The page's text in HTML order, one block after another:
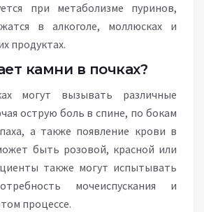
при метаболизме пуринов,
в алкоголе, моллюсках и
продуктах.
камни в почках?
могут вызывать различные
острую боль в спине, по бокам
а также появление крови в
быть розовой, красной или
также могут испытывать
мочеиспускания и
процессе.